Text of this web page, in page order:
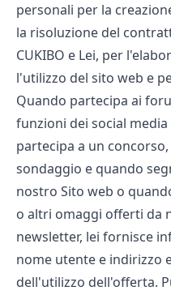
personali per la
la risoluzione del
CUKIBO e Lei, per
l'utilizzo del sito web e
Quando partecipa ai
funzioni dei social
partecipa a un
sondaggio e quando
nostro Sito web o
o altri omaggi offerti da
newsletter, lei fornisce
nome utente e indirizzo
dell'utilizzo dell'offerta.